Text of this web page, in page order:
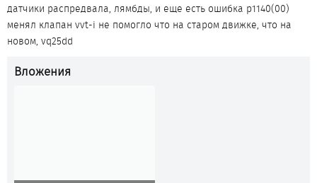
датчики распредвала, лямбды, и еще есть ошибка p1140(00)
менял клапан vvt-i не помогло что на старом движке, что на
новом, vq25dd
Вложения